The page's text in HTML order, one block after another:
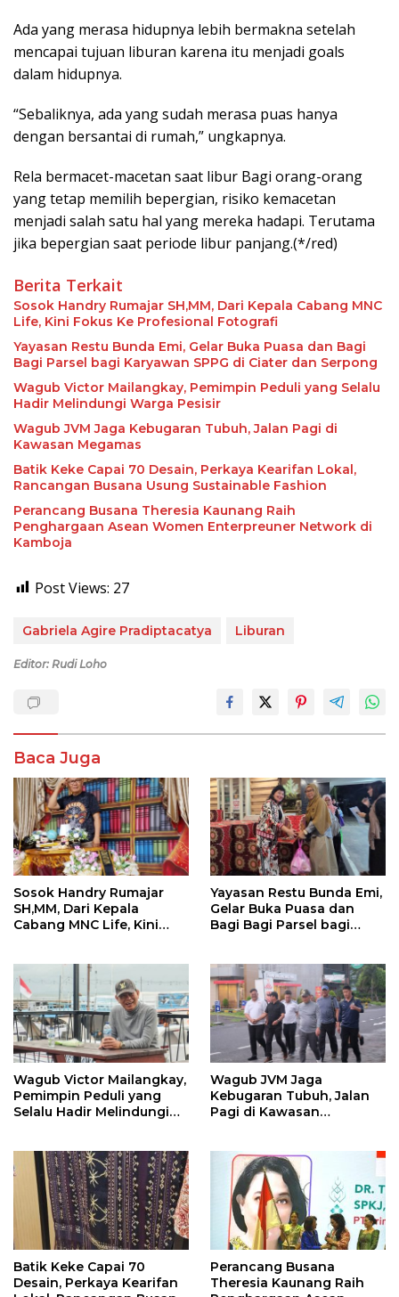
Ada yang merasa hidupnya lebih bermakna setelah
mencapai tujuan liburan karena itu menjadi goals
dalam hidupnya.
“Sebaliknya, ada yang sudah merasa puas hanya
dengan bersantai di rumah,” ungkapnya.
Rela bermacet-macetan saat libur Bagi orang-orang
yang tetap memilih bepergian, risiko kemacetan
menjadi salah satu hal yang mereka hadapi. Terutama
jika bepergian saat periode libur panjang.(*/red)
Berita Terkait
Sosok Handry Rumajar SH,MM, Dari Kepala Cabang MNC
Life, Kini Fokus Ke Profesional Fotografi
Yayasan Restu Bunda Emi, Gelar Buka Puasa dan Bagi
Bagi Parsel bagi Karyawan SPPG di Ciater dan Serpong
Wagub Victor Mailangkay, Pemimpin Peduli yang Selalu
Hadir Melindungi Warga Pesisir
Wagub JVM Jaga Kebugaran Tubuh, Jalan Pagi di
Kawasan Megamas
Batik Keke Capai 70 Desain, Perkaya Kearifan Lokal,
Rancangan Busana Usung Sustainable Fashion
Perancang Busana Theresia Kaunang Raih
Penghargaan Asean Women Enterpreuner Network di
Kamboja
Post Views: 27
Gabriela Agire Pradiptacatya Liburan
Editor: Rudi Loho
Baca Juga
Sosok Handry Rumajar
SH,MM, Dari Kepala
Cabang MNC Life, Kini
Yayasan Restu Bunda Emi,
Gelar Buka Puasa dan
Bagi Bagi Parsel bagi
Wagub Victor Mailangkay,
Pemimpin Peduli yang
Selalu Hadir Melindungi
Wagub JVM Jaga
Kebugaran Tubuh, Jalan
Pagi di Kawasan
Batik Keke Capai 70
Desain, Perkaya Kearifan
Perancang Busana
Theresia Kaunang Raih